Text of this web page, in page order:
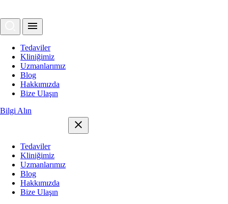
Tedaviler
Kliniğimiz
Uzmanlarımız
Blog
Hakkımızda
Bize Ulaşın
Bilgi Alın
Tedaviler
Kliniğimiz
Uzmanlarımız
Blog
Hakkımızda
Bize Ulaşın